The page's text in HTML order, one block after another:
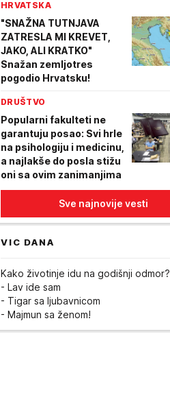
HRVATSKA
"SNAŽNA TUTNJAVA
ZATRESLA MI KREVET,
JAKO, ALI KRATKO"
Snažan zemljotres
pogodio Hrvatsku!
DRUŠTVO
Popularni fakulteti ne
garantuju posao: Svi hrle
na psihologiju i medicinu,
a najlakše do posla stižu
oni sa ovim zanimanjima
Sve najnovije vesti
VIC DANA
Kako životinje idu na godišnji odmor?
- Lav ide sam
- Tigar sa ljubavnicom
- Majmun sa ženom!